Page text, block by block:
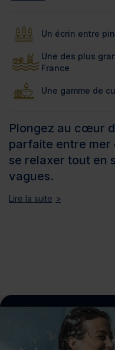
Un écrin entre
Une des plus
France
Une gamme de
Plongez au cœur
parfaite entre mer
se relaxer tout en
vagues.
Lire la suite